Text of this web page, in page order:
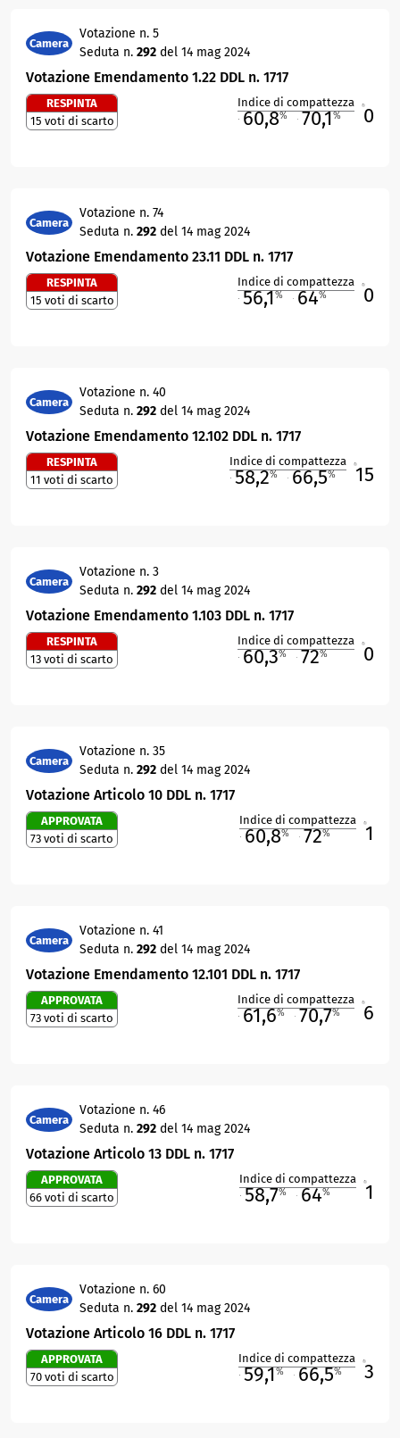
Camera
Votazione n. 5
Seduta n. 292 del 14 mag 2024
Votazione Emendamento 1.22 DDL n. 1717
RESPINTA
15 voti di scarto
Indice di compattezza
60,8% 70,1% 0
Camera
Votazione n. 74
Seduta n. 292 del 14 mag 2024
Votazione Emendamento 23.11 DDL n. 1717
RESPINTA
15 voti di scarto
Indice di compattezza
56,1% 64% 0
Camera
Votazione n. 40
Seduta n. 292 del 14 mag 2024
Votazione Emendamento 12.102 DDL n. 1717
RESPINTA
11 voti di scarto
Indice di compattezza
58,2% 66,5% 15
Camera
Votazione n. 3
Seduta n. 292 del 14 mag 2024
Votazione Emendamento 1.103 DDL n. 1717
RESPINTA
13 voti di scarto
Indice di compattezza
60,3% 72% 0
Camera
Votazione n. 35
Seduta n. 292 del 14 mag 2024
Votazione Articolo 10 DDL n. 1717
APPROVATA
73 voti di scarto
Indice di compattezza
60,8% 72% 1
Camera
Votazione n. 41
Seduta n. 292 del 14 mag 2024
Votazione Emendamento 12.101 DDL n. 1717
APPROVATA
73 voti di scarto
Indice di compattezza
61,6% 70,7% 6
Camera
Votazione n. 46
Seduta n. 292 del 14 mag 2024
Votazione Articolo 13 DDL n. 1717
APPROVATA
66 voti di scarto
Indice di compattezza
58,7% 64% 1
Camera
Votazione n. 60
Seduta n. 292 del 14 mag 2024
Votazione Articolo 16 DDL n. 1717
APPROVATA
70 voti di scarto
Indice di compattezza
59,1% 66,5% 3